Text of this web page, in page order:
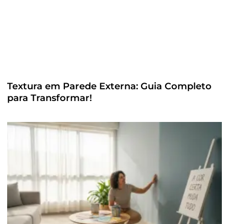
Textura em Parede Externa: Guia Completo
para Transformar!